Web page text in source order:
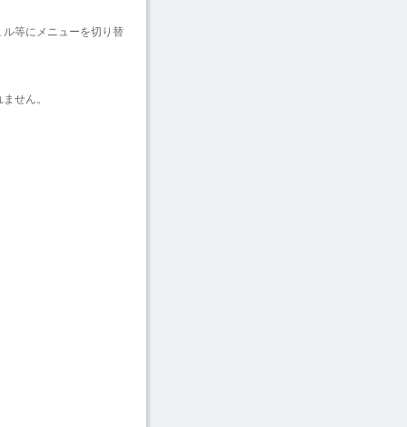
等にメニューを切り替
せん。